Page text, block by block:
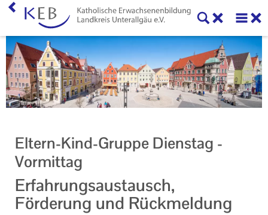
Eltern-Kind-Gruppe Dienstag -
Vormittag
Erfahrungsaustausch,
Förderung und Rückmeldung
Home
KEB Landkreis Unterallgäu
Unser Auftrag
Datenschutzerklärung
Impressum